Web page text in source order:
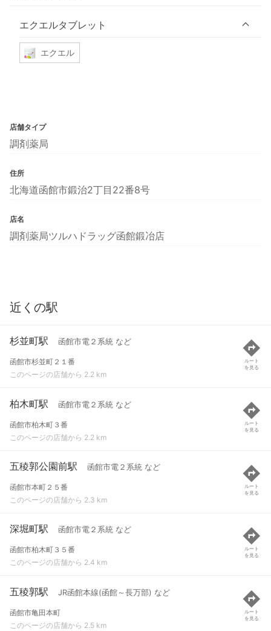
エクエルタブレット
エクエル
店舗タイプ
調剤薬局
住所
北海道函館市鍛治2丁目22番8号
店名
調剤薬局ツルハドラッグ函館鍛冶店
近くの駅
杉並町駅 函館市電２系統 など
函館市杉並町２１番
このページの店舗から 2.2 km
ルート
を見る
柏木町駅 函館市電２系統 など
函館市柏木町３番
このページの店舗から 2.2 km
ルート
を見る
五稜郭公園前駅 函館市電２系統 など
函館市本町２５番
このページの店舗から 2.3 km
ルート
を見る
深堀町駅 函館市電２系統 など
函館市柏木町３５番
このページの店舗から 2.4 km
ルート
を見る
五稜郭駅 JR函館本線(函館～長万部) など
函館市亀田本町
このページの店舗から 2.5 km
ルート
を見る